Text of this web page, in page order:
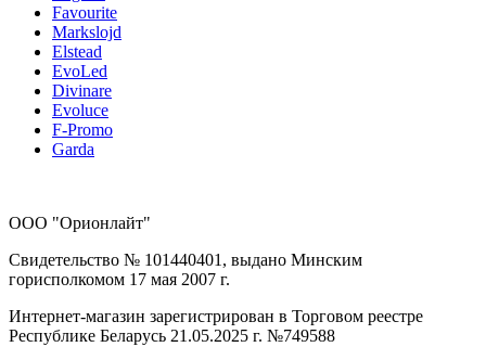
Favourite
Markslojd
Elstead
EvoLed
Divinare
Evoluce
F-Promo
Garda
ООО "Орионлайт"
Свидетельство № 101440401, выдано Минским
горисполкомом 17 мая 2007 г.
Интернет-магазин зарегистрирован в Торговом реестре
Республике Беларусь 21.05.2025 г. №749588